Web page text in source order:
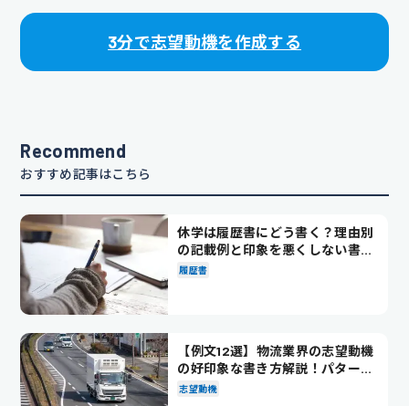
3分で志望動機を作成する
Recommend
おすすめ記事はこちら
休学は履歴書にどう書く？理由別
の記載例と印象を悪くしない書き
方を解説
履歴書
【例文12選】物流業界の志望動機
の好印象な書き方解説！パターン
別の例文も紹介
志望動機